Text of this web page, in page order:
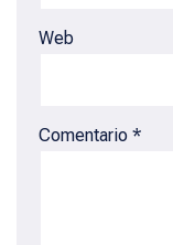
Web
Comentario *